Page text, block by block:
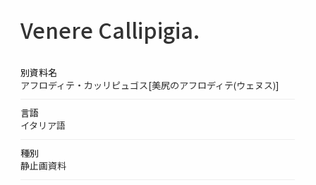
Venere Callipigia.
別資料名
アフロディテ・カッリピュゴス[美尻のアフロディテ(ウェヌス)]
言語
イタリア語
種別
静止画資料